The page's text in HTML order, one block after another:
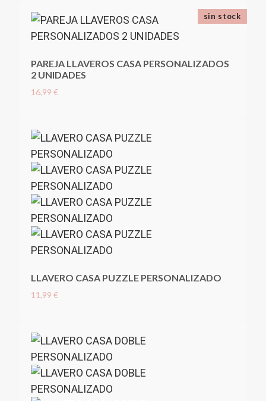
PAREJA LLAVEROS CASA PERSONALIZADOS
2 UNIDADES
16,99 €
sin stock
LLAVERO CASA PUZZLE PERSONALIZADO
11,99 €